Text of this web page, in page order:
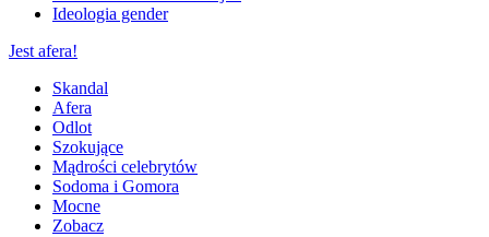
Ideologia gender
Jest afera!
Skandal
Afera
Odlot
Szokujące
Mądrości celebrytów
Sodoma i Gomora
Mocne
Zobacz